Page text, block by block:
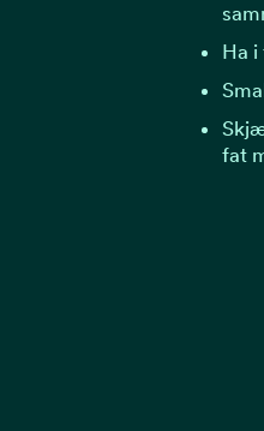
Ha
fat